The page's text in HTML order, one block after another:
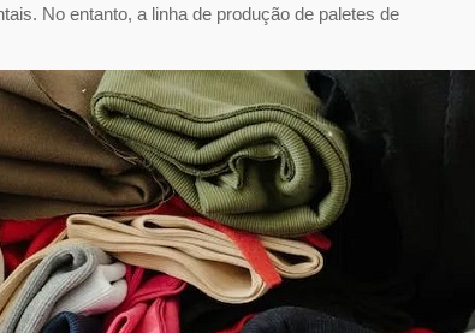
No entanto, a linha de produção de paletes de